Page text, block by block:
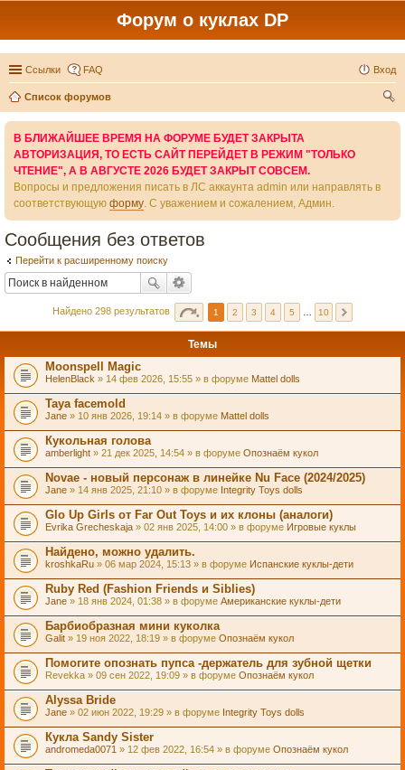
Форум о куклах DP
Ссылки FAQ Вход
Список форумов
В БЛИЖАЙШЕЕ ВРЕМЯ НА ФОРУМЕ БУДЕТ ЗАКРЫТА
АВТОРИЗАЦИЯ, ТО ЕСТЬ САЙТ ПЕРЕЙДЕТ В РЕЖИМ "ТОЛЬКО
ЧТЕНИЕ", А В АВГУСТЕ 2026 БУДЕТ ЗАКРЫТ СОВСЕМ.
Вопросы и предложения писать в ЛС аккаунта admin или направлять в
соответствующую форму. С уважением и сожалением, Админ.
Сообщения без ответов
Перейти к расширенному поиску
Найдено 298 результатов 1 2 3 4 5 10
Темы
Moonspell Magic
HelenBlack » 14 фев 2026, 15:55 » в форуме Mattel dolls
Taya facemold
Jane » 10 янв 2026, 19:14 » в форуме Mattel dolls
Кукольная голова
amberlight » 21 дек 2025, 14:54 » в форуме Опознаём кукол
Novae - новый персонаж в линейке Nu Face (2024/2025)
Jane » 14 янв 2025, 21:10 » в форуме Integrity Toys dolls
Glo Up Girls от Far Out Toys и их клоны (аналоги)
Evrika Grecheskaja » 02 янв 2025, 14:00 » в форуме Игровые куклы
Найдено, можно удалить.
kroshkaRu » 06 мар 2024, 15:13 » в форуме Испанские куклы-дети
Ruby Red (Fashion Friends и Siblies)
Jane » 18 янв 2024, 01:38 » в форуме Американские куклы-дети
Барбиобразная мини куколка
Galit » 19 ноя 2022, 18:19 » в форуме Опознаём кукол
Помогите опознать пупса -держатель для зубной щетки
Revekka » 09 сен 2022, 19:09 » в форуме Опознаём кукол
Alyssa Bride
Jane » 02 июн 2022, 19:29 » в форуме Integrity Toys dolls
Кукла Sandy Sister
andromeda0071 » 12 фев 2022, 16:54 » в форуме Опознаём кукол